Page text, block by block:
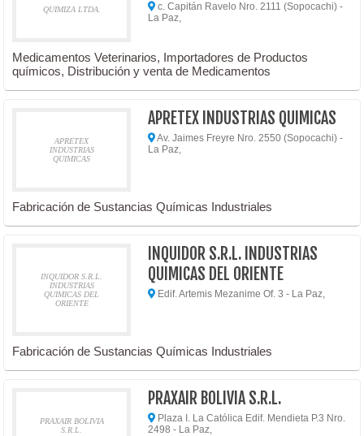
QUIMIZA LTDA.
c. Capitán Ravelo Nro. 2111 (Sopocachi) -
La Paz,
Medicamentos Veterinarios, Importadores de Productos
químicos, Distribución y venta de Medicamentos
APRETEX
INDUSTRIAS
QUIMICAS
APRETEX INDUSTRIAS QUIMICAS
Av. Jaimes Freyre Nro. 2550 (Sopocachi) -
La Paz,
Fabricación de Sustancias Químicas Industriales
INQUIDOR S.R.L.
INDUSTRIAS
QUIMICAS DEL
ORIENTE
INQUIDOR S.R.L. INDUSTRIAS
QUIMICAS DEL ORIENTE
Edif. Artemis Mezanime Of. 3 - La Paz,
Fabricación de Sustancias Químicas Industriales
PRAXAIR BOLIVIA
S.R.L.
PRAXAIR BOLIVIA S.R.L.
Plaza I. La Católica Edif. Mendieta P.3 Nro.
2498 - La Paz,